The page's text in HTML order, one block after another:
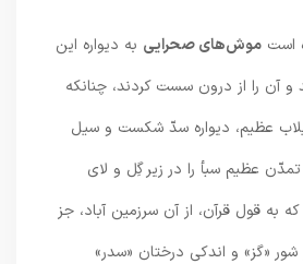
است موش‌هاى صحرايى به ديواره اين
آن را از درون سست كردند، چنانكه
عظيم، ديواره سدّ شكست و سيل
عظيم سبأ را در زير گِل و لاى
قول قرآن، از آن سرزمين آباد، جز
شور «گز» و اندكى درختان «سدر»